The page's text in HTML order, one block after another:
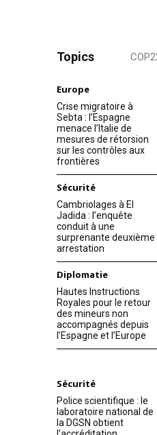
Topics
Europe
Crise migratoire à
Sebta : l’Espagne
menace l’Italie de
mesures de rétorsion
sur les contrôles aux
frontières
Sécurité
Cambriolages à El
Jadida : l’enquête
conduit à une
surprenante deuxième
arrestation
Diplomatie
Hautes Instructions
Royales pour le retour
des mineurs non
accompagnés depuis
l’Espagne et l’Europe
Sécurité
Police scientifique : le
laboratoire national de
la DGSN obtient